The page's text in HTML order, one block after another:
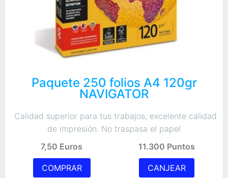
Paquete 250 folios A4 120gr
NAVIGATOR
Calidad superior para tus trabajos, excelente calidad
de impresión. No traspasa el papel
7,50 Euros
COMPRAR
11.300 Puntos
CANJEAR